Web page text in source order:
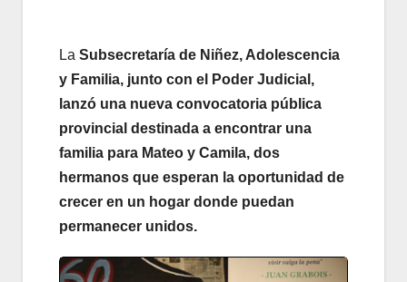
La Subsecretaría de Niñez, Adolescencia
y Familia, junto con el Poder Judicial,
lanzó una nueva convocatoria pública
provincial destinada a encontrar una
familia para Mateo y Camila, dos
hermanos que esperan la oportunidad de
crecer en un hogar donde puedan
permanecer unidos.